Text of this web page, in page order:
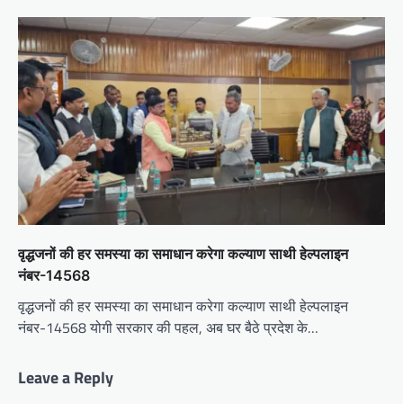
वृद्धजनों की हर समस्या का समाधान करेगा कल्याण साथी हेल्पलाइन
नंबर-14568
वृद्धजनों की हर समस्या का समाधान करेगा कल्याण साथी हेल्पलाइन
नंबर-14568 योगी सरकार की पहल, अब घर बैठे प्रदेश के…
Leave a Reply